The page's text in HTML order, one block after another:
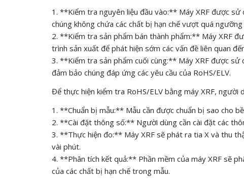
1. **Kiểm tra nguyên liệu đầu vào:** Máy XRF được sử
chúng không chứa các chất bị hạn chế vượt quá
2. **Kiểm tra sản phẩm bán thành phẩm:** Máy XRF
trình sản xuất để phát hiện sớm các vấn đề liên quan
3. **Kiểm tra sản phẩm cuối cùng:** Máy XRF được
đảm bảo chúng đáp ứng các yêu cầu của RoHS/ELV.
Để thực hiện kiểm tra RoHS/ELV bằng máy XRF, người
1. **Chuẩn bị mẫu:** Mẫu cần được chuẩn bị sao cho
2. **Cài đặt thông số:** Người dùng cần cài đặt các
3. **Thực hiện đo:** Máy XRF sẽ phát ra tia X và thu
vài phút.
4. **Phân tích kết quả:** Phần mềm của máy XRF sẽ
của các chất bị hạn chế trong mẫu.